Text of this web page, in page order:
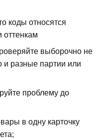
коды относятся
оттенкам
выборочно не
и разные партии или
проблему до
в одну карточку